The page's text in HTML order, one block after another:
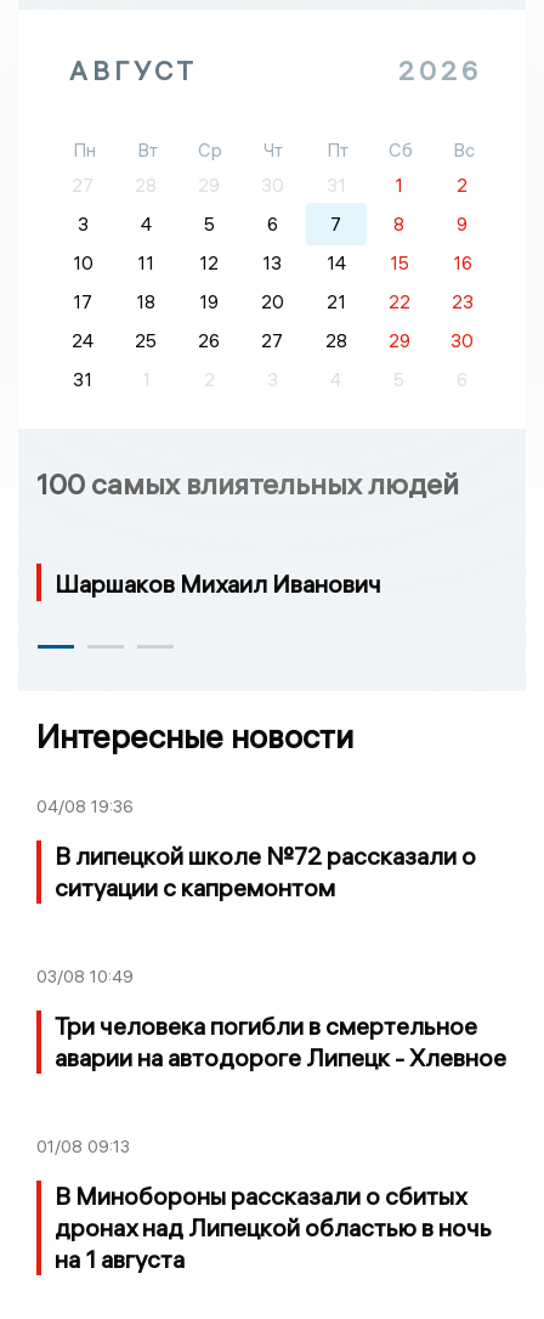
АВГУСТ 2026
Пн Вт Ср Чт Пт Сб
Вс
27
28 29 30 31 1
2
3
4 5 6 7 8
9
10
11 12 13 14 15
16
17
18 19 20 21 22
23
24
25 26 27 28 29
30
31
1 2 3 4 5 6
100 самых влиятельных людей
Шаршаков Михаил Иванович
Интересные новости
04/08 19:36
В липецкой школе №72 рассказали о
ситуации с капремонтом
03/08 10:49
Три человека погибли в смертельное
аварии на автодороге Липецк - Хлевное
01/08 09:13
В Минобороны рассказали о сбитых
дронах над Липецкой областью в ночь
на 1 августа